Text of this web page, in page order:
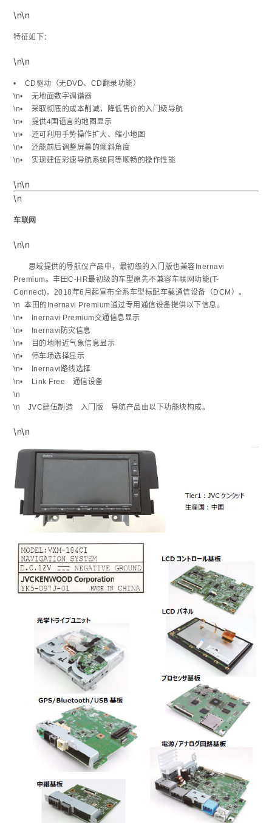
\n\n
特征如下：
\n\n
• CD驱动（无DVD、CD翻录功能）
\n• 无地面数字调谐器
\n• 采取彻底的成本削减，降低售价的入门级导航
\n• 提供4国语言的地图显示
\n• 还可利用手势操作扩大、缩小地图
\n• 还能前后调整屏幕的倾斜角度
\n• 实现建伍彩速导航系统同等顺畅的操作性能
\n\n
\n
车联网
\n\n
思域提供的导航仪产品中，最初级的入门版也兼容Inernavi
Premium。丰田C-HR最初级的车型原先不兼容车联网功能(T-
Connect)，2018年6月起宣布全系车型标配车载通信设备（DCM）。
\n 本田的Inernavi Premium通过专用通信设备提供以下信息。
\n• Inernavi Premium交通信息显示
\n• Inernavi防灾信息
\n• 目的地附近气象信息显示
\n• 停车场选择显示
\n• Inernavi路线选择
\n• Link Free 通信设备
\n
\n JVC建伍制造 入门版 导航产品由以下功能块构成。
\n\n